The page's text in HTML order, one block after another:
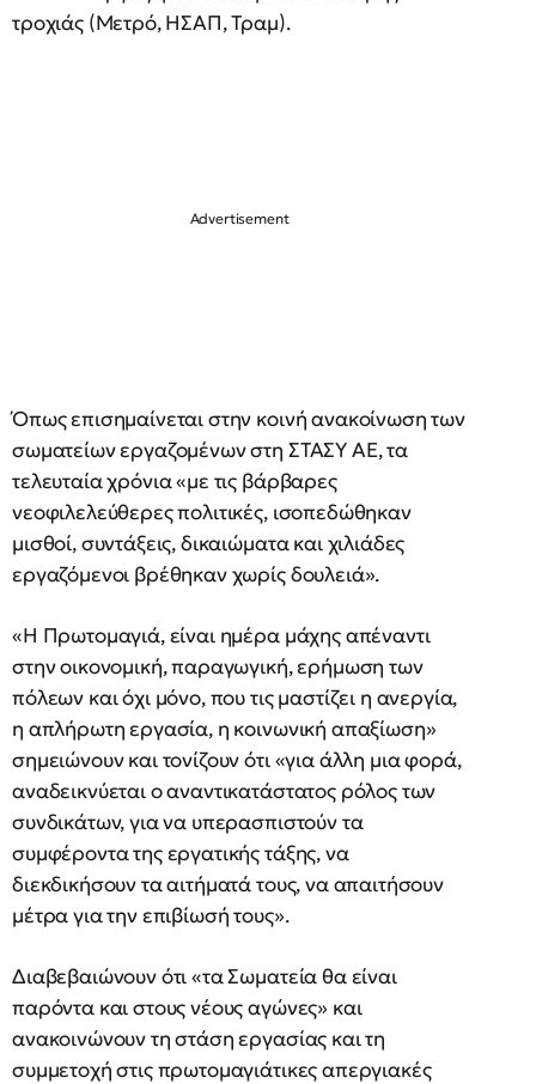
τροχιάς (Μετρό, ΗΣΑΠ, Τραμ).
Όπως επισημαίνεται στην κοινή ανακοίνωση των
σωματείων εργαζομένων στη ΣΤΑΣΥ ΑΕ, τα
τελευταία χρόνια «με τις βάρβαρες
νεοφιλελεύθερες πολιτικές, ισοπεδώθηκαν
μισθοί, συντάξεις, δικαιώματα και χιλιάδες
εργαζόμενοι βρέθηκαν χωρίς δουλειά».
«Η Πρωτομαγιά, είναι ημέρα μάχης απέναντι
στην οικονομική, παραγωγική, ερήμωση των
πόλεων και όχι μόνο, που τις μαστίζει η ανεργία,
η απλήρωτη εργασία, η κοινωνική απαξίωση»
σημειώνουν και τονίζουν ότι «για άλλη μια φορά,
αναδεικνύεται ο αναντικατάστατος ρόλος των
συνδικάτων, για να υπερασπιστούν τα
συμφέροντα της εργατικής τάξης, να
διεκδικήσουν τα αιτήματά τους, να απαιτήσουν
μέτρα για την επιβίωσή τους».
Διαβεβαιώνουν ότι «τα Σωματεία θα είναι
παρόντα και στους νέους αγώνες» και
ανακοινώνουν τη στάση εργασίας και τη
συμμετοχή στις πρωτομαγιάτικες απεργιακές